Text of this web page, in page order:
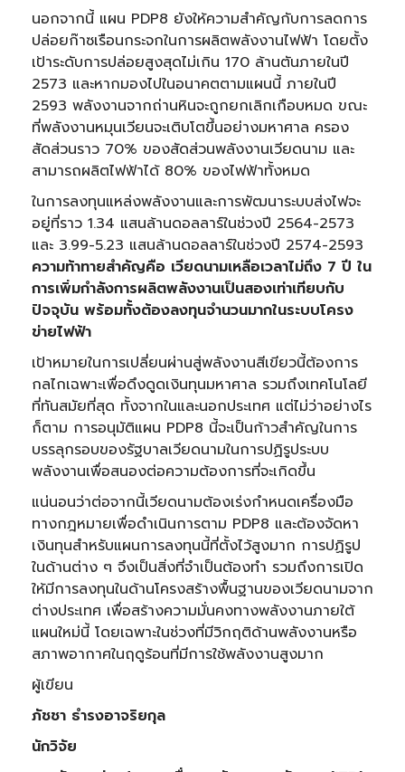
นอกจากนี้ แผน PDP8 ยังให้ความสำคัญกับการลดการ
ปล่อยก๊าซเรือนกระจกในการผลิตพลังงานไฟฟ้า โดยตั้ง
เป้าระดับการปล่อยสูงสุดไม่เกิน 170 ล้านตันภายในปี
2573 และหากมองไปในอนาคตตามแผนนี้ ภายในปี
2593 พลังงานจากถ่านหินจะถูกยกเลิกเกือบหมด ขณะ
ที่พลังงานหมุนเวียนจะเติบโตขึ้นอย่างมหาศาล ครอง
สัดส่วนราว 70% ของสัดส่วนพลังงานเวียดนาม และ
สามารถผลิตไฟฟ้าได้ 80% ของไฟฟ้าทั้งหมด
ในการลงทุนแหล่งพลังงานและการพัฒนาระบบส่งไฟจะ
อยู่ที่ราว 1.34 แสนล้านดอลลาร์ในช่วงปี 2564-2573
และ 3.99-5.23 แสนล้านดอลลาร์ในช่วงปี 2574-2593
ความท้าทายสำคัญคือ เวียดนามเหลือเวลาไม่ถึง 7 ปี ใน
การเพิ่มกำลังการผลิตพลังงานเป็นสองเท่าเทียบกับ
ปัจจุบัน พร้อมทั้งต้องลงทุนจำนวนมากในระบบโครง
ข่ายไฟฟ้า
เป้าหมายในการเปลี่ยนผ่านสู่พลังงานสีเขียวนี้ต้องการ
กลไกเฉพาะเพื่อดึงดูดเงินทุนมหาศาล รวมถึงเทคโนโลยี
ที่ทันสมัยที่สุด ทั้งจากในและนอกประเทศ แต่ไม่ว่าอย่างไร
ก็ตาม การอนุมัติแผน PDP8 นี้จะเป็นก้าวสำคัญในการ
บรรลุกรอบของรัฐบาลเวียดนามในการปฏิรูประบบ
พลังงานเพื่อสนองต่อความต้องการที่จะเกิดขึ้น
แน่นอนว่าต่อจากนี้เวียดนามต้องเร่งกำหนดเครื่องมือ
ทางกฎหมายเพื่อดำเนินการตาม PDP8 และต้องจัดหา
เงินทุนสำหรับแผนการลงทุนนี้ที่ตั้งไว้สูงมาก การปฏิรูป
ในด้านต่าง ๆ จึงเป็นสิ่งที่จำเป็นต้องทำ รวมถึงการเปิด
ให้มีการลงทุนในด้านโครงสร้างพื้นฐานของเวียดนามจาก
ต่างประเทศ เพื่อสร้างความมั่นคงทางพลังงานภายใต้
แผนใหม่นี้ โดยเฉพาะในช่วงที่มีวิกฤติด้านพลังงานหรือ
สภาพอากาศในฤดูร้อนที่มีการใช้พลังงานสูงมาก
ผู้เขียน
ภัชชา ธำรงอาจริยกุล
นักวิจัย